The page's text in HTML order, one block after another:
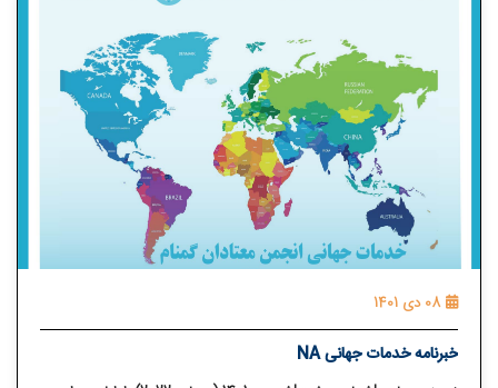
08 دی 1401
خبرنامه خدمات جهانی NA